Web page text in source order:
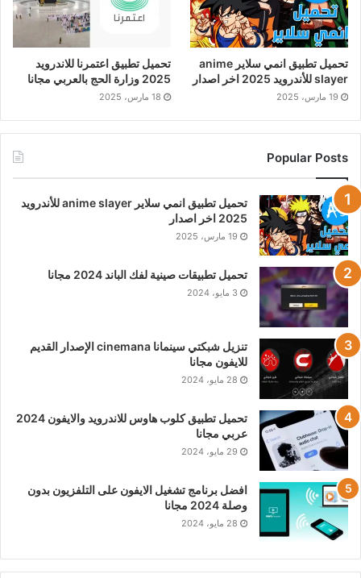
تحميل تطبيق انمي سلاير anime
slayer للأندرويد 2025 اخر اصدار
19 مارس، 2025
تحميل تطبيق اعتمرنا للاندرويد
2025 وزارة الحج بالعربي مجانا
18 مارس، 2025
Popular Posts
تحميل تطبيق انمي سلاير anime slayer للأندرويد
2025 اخر اصدار
19 مارس، 2025
تحميل تطبيقات صينية لفك الباند 2024 مجانا
3 مايو، 2024
تنزيل شبكتي سينمانا cinemana الإصدار القديم
للايفون مجانا
28 مايو، 2024
تحميل تطبيق كلوب هاوس للاندرويد والايفون 2024
عربي مجانا
29 مايو، 2024
افضل برنامج تشغيل الايفون على التلفزيون بدون
وصلة 2024 مجانا
28 مايو، 2024